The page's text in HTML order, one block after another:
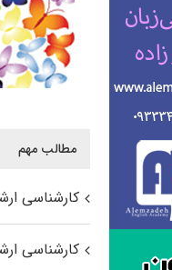
مطالب مهم
کارشناسی
کارشناسی